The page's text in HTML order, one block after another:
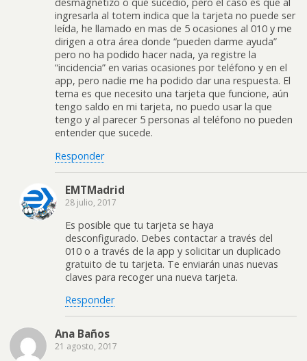
desmagnetizo o que sucedio, pero el caso es que al
ingresarla al totem indica que la tarjeta no puede ser
leída, he llamado en mas de 5 ocasiones al 010 y me
dirigen a otra área donde “pueden darme ayuda”
pero no ha podido hacer nada, ya registre la
“incidencia” en varias ocasiones por teléfono y en el
app, pero nadie me ha podido dar una respuesta. El
tema es que necesito una tarjeta que funcione, aún
tengo saldo en mi tarjeta, no puedo usar la que
tengo y al parecer 5 personas al teléfono no pueden
entender que sucede.
Responder
EMTMadrid
28 julio, 2017
Es posible que tu tarjeta se haya
desconfigurado. Debes contactar a través del
010 o a través de la app y solicitar un duplicado
gratuito de tu tarjeta. Te enviarán unas nuevas
claves para recoger una nueva tarjeta.
Responder
Ana Baños
21 agosto, 2017